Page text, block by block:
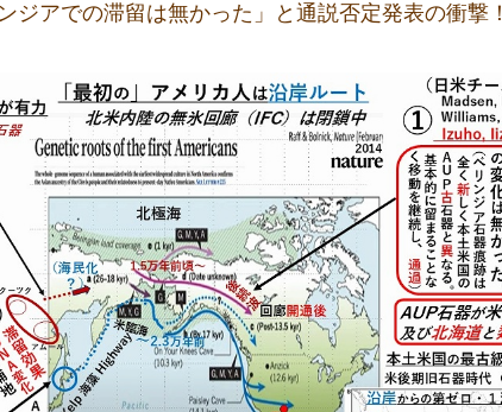
アでの滞留は無かった」と通説否定発表の衝撃！